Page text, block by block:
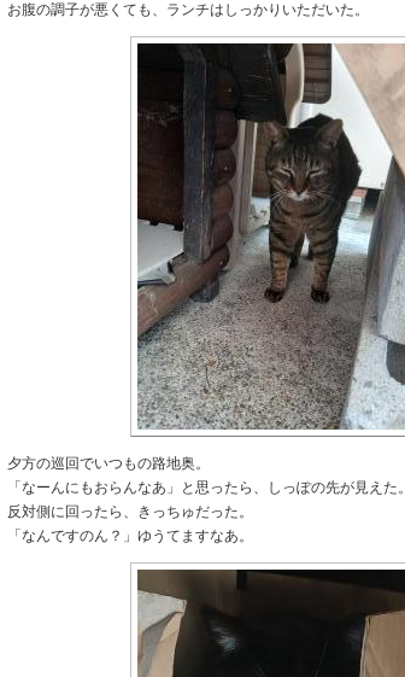
お腹の調子が悪くても、ランチはしっかりいただいた。
夕方の巡回でいつもの路地奥。
「なーんにもおらんなあ」と思ったら、しっぽの先が見えた。
反対側に回ったら、きっちゅだった。
「なんですのん？」ゆうてますなあ。